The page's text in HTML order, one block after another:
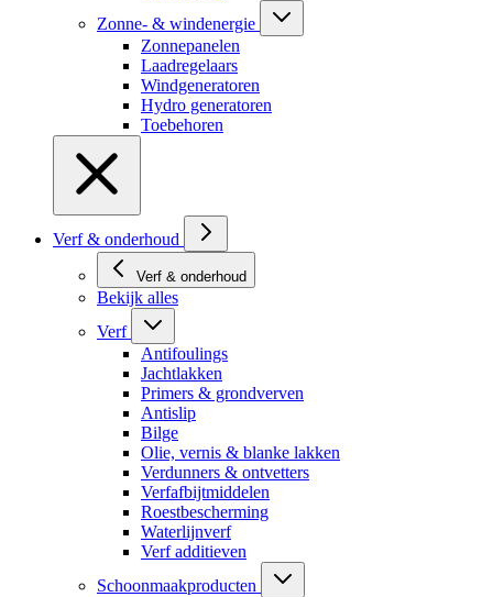
Zonne- & windenergie
Zonnepanelen
Laadregelaars
Windgeneratoren
Hydro generatoren
Toebehoren
Verf & onderhoud
Verf & onderhoud
Bekijk alles
Verf
Antifoulings
Jachtlakken
Primers & grondverven
Antislip
Bilge
Olie, vernis & blanke lakken
Verdunners & ontvetters
Verfafbijtmiddelen
Roestbescherming
Waterlijnverf
Verf additieven
Schoonmaakproducten